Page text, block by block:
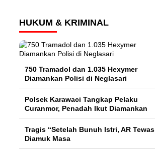
HUKUM & KRIMINAL
750 Tramadol dan 1.035 Hexymer
Diamankan Polisi di Neglasari
Polsek Karawaci Tangkap Pelaku
Curanmor, Penadah Ikut Diamankan
Tragis “Setelah Bunuh Istri, AR Tewas
Diamuk Masa